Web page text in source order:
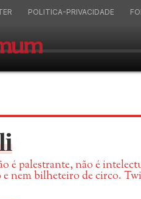
POLITICA-PRIVACIDADE
é palestrante, não é
nem bilheteiro de circo.